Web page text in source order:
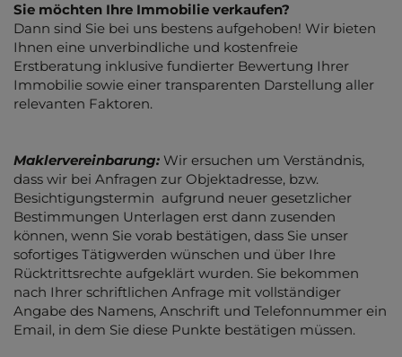
Sie möchten Ihre Immobilie verkaufen?
Dann sind Sie bei uns bestens aufgehoben! Wir bieten
Ihnen eine unverbindliche und kostenfreie
Erstberatung inklusive fundierter Bewertung Ihrer
Immobilie sowie einer transparenten Darstellung aller
relevanten Faktoren.
Maklervereinbarung: Wir ersuchen um Verständnis,
dass wir bei Anfragen zur Objektadresse, bzw.
Besichtigungstermin aufgrund neuer gesetzlicher
Bestimmungen Unterlagen erst dann zusenden
können, wenn Sie vorab bestätigen, dass Sie unser
sofortiges Tätigwerden wünschen und über Ihre
Rücktrittsrechte aufgeklärt wurden. Sie bekommen
nach Ihrer schriftlichen Anfrage mit vollständiger
Angabe des Namens, Anschrift und Telefonnummer ein
Email, in dem Sie diese Punkte bestätigen müssen.